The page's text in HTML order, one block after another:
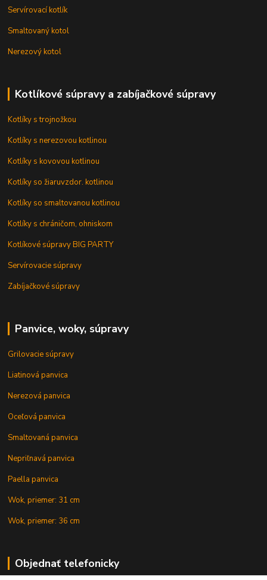
Servírovací kotlík
Smaltovaný kotol
Nerezový kotol
Kotlíkové súpravy a zabíjačkové súpravy
Kotlíky s trojnožkou
Kotlíky s nerezovou kotlinou
Kotlíky s kovovou kotlinou
Kotlíky so žiaruvzdor. kotlinou
Kotlíky so smaltovanou kotlinou
Kotlíky s chráničom, ohniskom
Kotlíkové súpravy BIG PARTY
Servírovacie súpravy
Zabíjačkové súpravy
Panvice, woky, súpravy
Grilovacie súpravy
Liatinová panvica
Nerezová panvica
Oceľová panvica
Smaltovaná panvica
Nepriľnavá panvica
Paella panvica
Wok, priemer: 31 cm
Wok, priemer: 36 cm
Objednať telefonicky